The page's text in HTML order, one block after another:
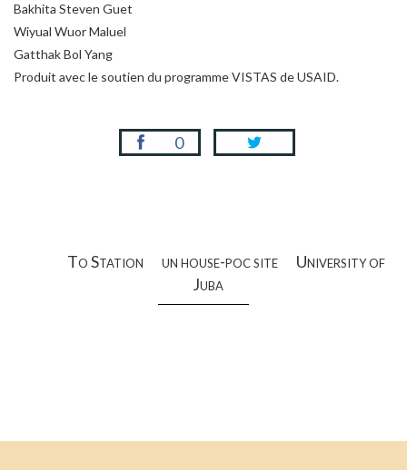
Bakhita Steven Guet
Wiyual Wuor Maluel
Gatthak Bol Yang
Produit avec le soutien du programme VISTAS de USAID.
0
To Station un house-poc site
University of
Juba